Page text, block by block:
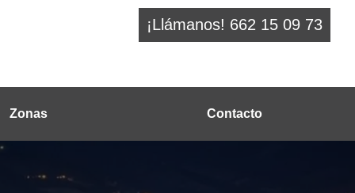
¡Llámanos! 662 15 09 73
Zonas Contacto